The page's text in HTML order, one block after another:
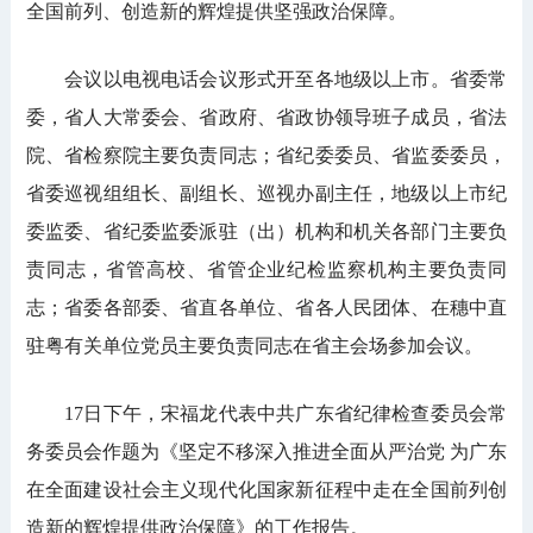
全国前列、创造新的辉煌提供坚强政治保障。
会议以电视电话会议形式开至各地级以上市。省委常
委，省人大常委会、省政府、省政协领导班子成员，省法
院、省检察院主要负责同志；省纪委委员、省监委委员，
省委巡视组组长、副组长、巡视办副主任，地级以上市纪
委监委、省纪委监委派驻（出）机构和机关各部门主要负
责同志，省管高校、省管企业纪检监察机构主要负责同
志；省委各部委、省直各单位、省各人民团体、在穗中直
驻粤有关单位党员主要负责同志在省主会场参加会议。
17日下午，宋福龙代表中共广东省纪律检查委员会常
务委员会作题为《坚定不移深入推进全面从严治党 为广东
在全面建设社会主义现代化国家新征程中走在全国前列创
造新的辉煌提供政治保障》的工作报告。